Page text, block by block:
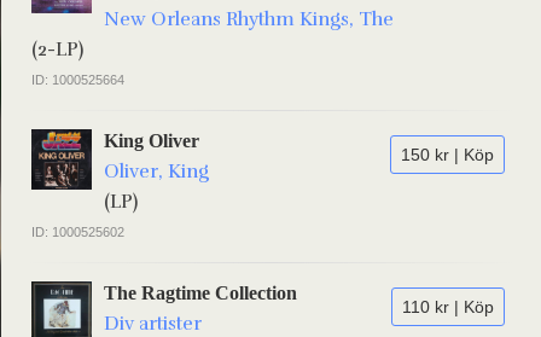
New Orleans Rhythm Kings, The
(2-LP)
ID: 1000525664
150 kr | Köp
King Oliver
Oliver, King
(LP)
ID: 1000525602
110 kr | Köp
The Ragtime Collection
Div artister